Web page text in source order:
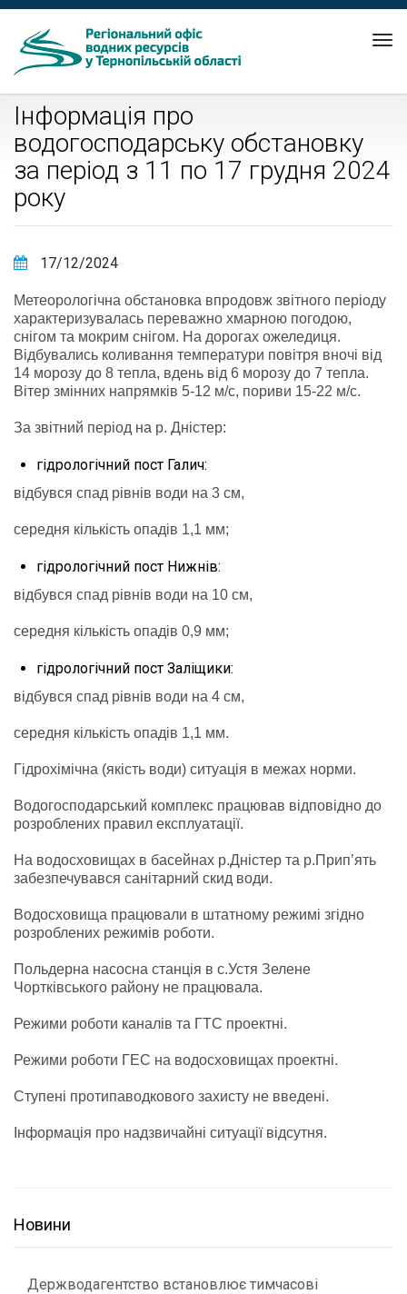
Інформація про
водогосподарську обстановку
за період з 11 по 17 грудня 2024
року
17/12/2024
Метеорологічна обстановка впродовж звітного періоду
характеризувалась переважно хмарною погодою,
снігом та мокрим снігом. На дорогах ожеледиця.
Відбувались коливання температури повітря вночі від
14 морозу до 8 тепла, вдень від 6 морозу до 7 тепла.
Вітер змінних напрямків 5-12 м/с, пориви 15-22 м/с.
За звітний період на р. Дністер:
гідрологічний пост Галич:
відбувся спад рівнів води на 3 см,
середня кількість опадів 1,1 мм;
гідрологічний пост Нижнів:
відбувся спад рівнів води на 10 см,
середня кількість опадів 0,9 мм;
гідрологічний пост Заліщики:
відбувся спад рівнів води на 4 см,
середня кількість опадів 1,1 мм.
Гідрохімічна (якість води) ситуація в межах норми.
Водогосподарський комплекс працював відповідно до
розроблених правил експлуатації.
На водосховищах в басейнах р.Дністер та р.Прип’ять
забезпечувався санітарний скид води.
Водосховища працювали в штатному режимі згідно
розроблених режимів роботи.
Польдерна насосна станція в с.Устя Зелене
Чортківського району не працювала.
Режими роботи каналів та ГТС проектні.
Режими роботи ГЕС на водосховищах проектні.
Ступені протипаводкового захисту не введені.
Інформація про надзвичайні ситуації відсутня.
Новини
Держводагентство встановлює тимчасові